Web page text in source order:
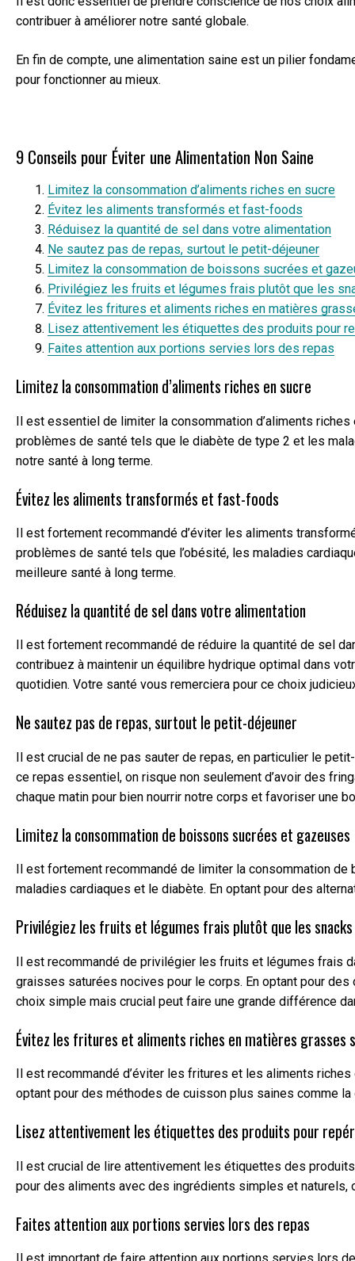
contribuer à améliorer notre santé globale.
En fin de compte, une alimentation saine est un pilier
pour fonctionner au mieux.
9 Conseils pour Éviter une Alimentation Non Saine
Limitez la consommation d’aliments riches en sucre
Évitez les aliments transformés et fast-foods
Réduisez la quantité de sel dans votre alimentation
Ne sautez pas de repas, surtout le petit-déjeuner
Limitez la consommation de boissons sucrées et
Privilégiez les fruits et légumes frais plutôt que les
Évitez les fritures et aliments riches en matières
Lisez attentivement les étiquettes des produits pour
Faites attention aux portions servies lors des repas
Limitez la consommation d’aliments riches en sucre
Il est essentiel de limiter la consommation d’aliments
problèmes de santé tels que le diabète de type 2 et les
notre santé à long terme.
Évitez les aliments transformés et fast-foods
Il est fortement recommandé d’éviter les aliments
problèmes de santé tels que l’obésité, les maladies
meilleure santé à long terme.
Réduisez la quantité de sel dans votre alimentation
Il est fortement recommandé de réduire la quantité de sel
contribuez à maintenir un équilibre hydrique optimal dans
quotidien. Votre santé vous remerciera pour ce choix
Ne sautez pas de repas, surtout le petit-déjeuner
Il est crucial de ne pas sauter de repas, en particulier le
ce repas essentiel, on risque non seulement d’avoir des
chaque matin pour bien nourrir notre corps et favoriser une
Limitez la consommation de boissons sucrées et gazeuses
Il est fortement recommandé de limiter la consommation
maladies cardiaques et le diabète. En optant pour des
Privilégiez les fruits et légumes frais plutôt que les
Il est recommandé de privilégier les fruits et légumes frais
graisses saturées nocives pour le corps. En optant pour
choix simple mais crucial peut faire une grande différence
Évitez les fritures et aliments riches en matières grasses
Il est recommandé d’éviter les fritures et les aliments
optant pour des méthodes de cuisson plus saines comme
Lisez attentivement les étiquettes des produits pour
Il est crucial de lire attentivement les étiquettes des
pour des aliments avec des ingrédients simples et
Faites attention aux portions servies lors des repas